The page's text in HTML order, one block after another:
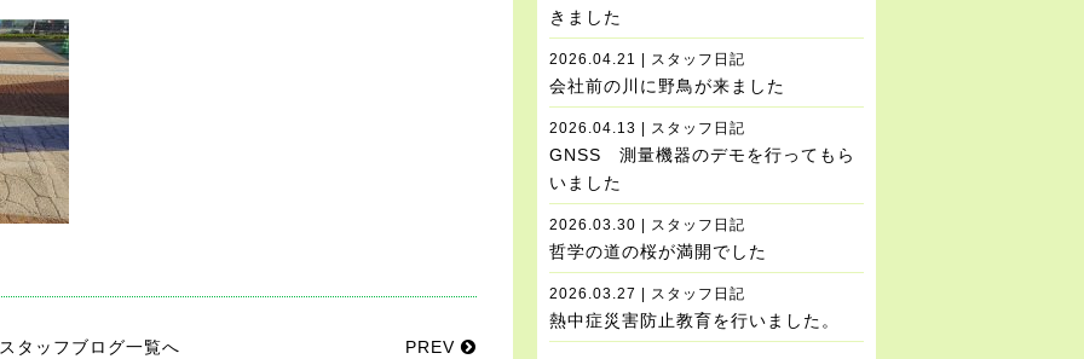
スタッフブログ一覧へ PREV
きました
2026.04.21 | スタッフ日記
会社前の川に野鳥が来ました
2026.04.13 | スタッフ日記
GNSS 測量機器のデモを行ってもら
いました
2026.03.30 | スタッフ日記
哲学の道の桜が満開でした
2026.03.27 | スタッフ日記
熱中症災害防止教育を行いました。